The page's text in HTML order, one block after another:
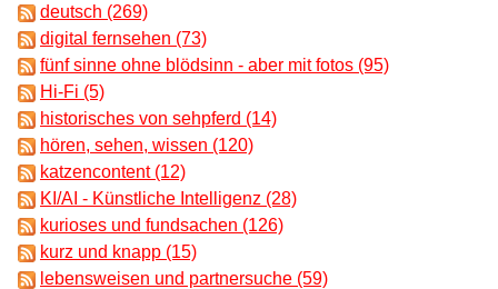
deutsch (269)
digital fernsehen (73)
fünf sinne ohne blödsinn - aber mit fotos (95)
Hi-Fi (5)
historisches von sehpferd (14)
hören, sehen, wissen (120)
katzencontent (12)
KI/AI - Künstliche Intelligenz (28)
kurioses und fundsachen (126)
kurz und knapp (15)
lebensweisen und partnersuche (59)